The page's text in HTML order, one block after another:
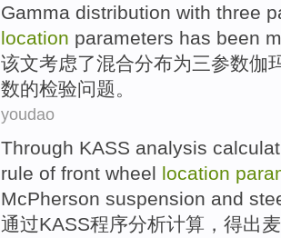
Gamma distribution with three
location parameters has been
该文考虑了混合分布为三参数伽
数的检验问题。
youdao
Through KASS analysis
rule of front wheel location
McPherson suspension and
通过KASS程序分析计算 ， 得出